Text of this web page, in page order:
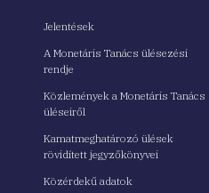
Jelentések
A Monetáris Tanács ülésezési
rendje
Közlemények a Monetáris Tanács
üléseiről
Kamatmeghatározó ülések
rövidített jegyzőkönyvei
Közérdekű adatok